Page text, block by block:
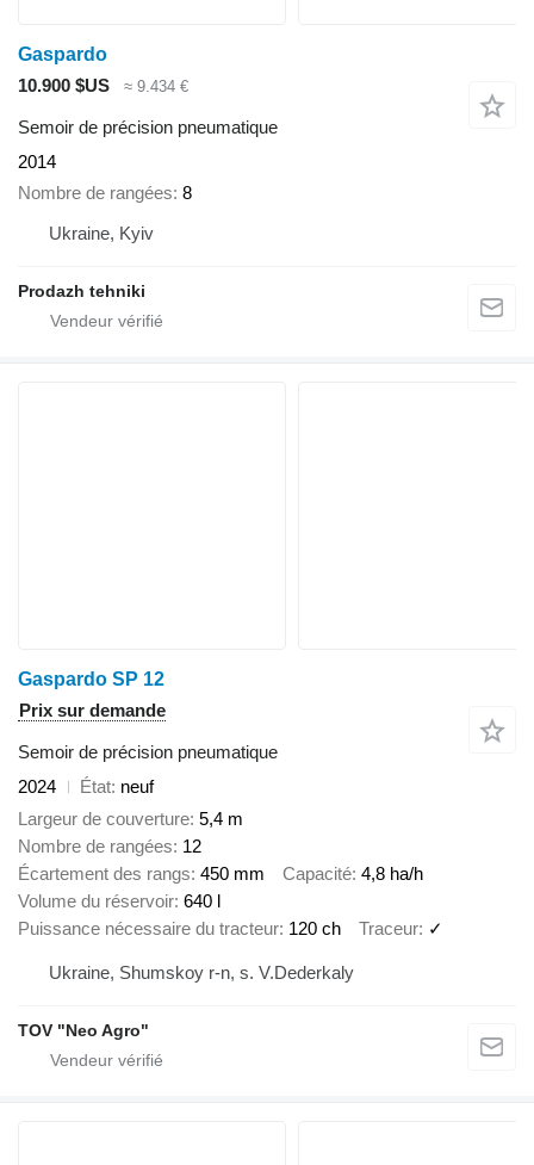
Gaspardo
10.900 $US
≈ 9.434 €
Semoir de précision pneumatique
2014
Nombre de rangées 8
Ukraine, Kyiv
Prodazh tehniki
Gaspardo SP 12
Prix sur demande
Semoir de précision pneumatique
2024
État neuf
Largeur de couverture 5,4 m
Nombre de rangées 12
Écartement des rangs 450 mm Capacité 4,8 ha/h
Volume du réservoir 640 l
Puissance nécessaire du tracteur 120 ch Traceur ✓
Ukraine, Shumskoy r-n, s. V.Dederkaly
TOV "Neo Agro"